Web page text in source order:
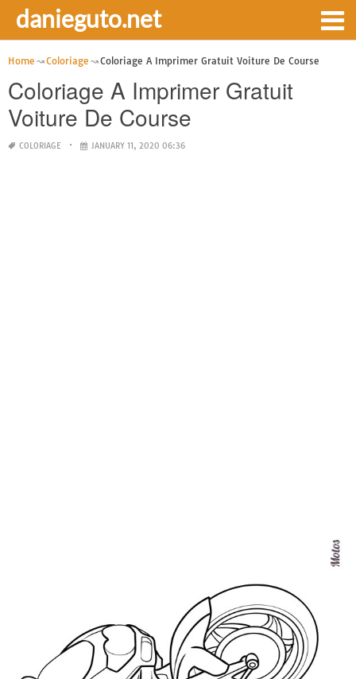
danieguto.net
Home Coloriage Coloriage A Imprimer Gratuit Voiture De Course
Coloriage A Imprimer Gratuit
Voiture De Course
COLORIAGE JANUARY 11, 2020 06:36